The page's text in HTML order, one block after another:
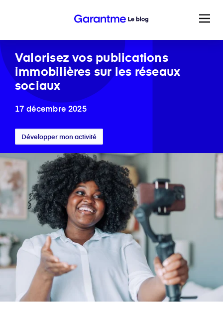
Valorisez vos publications
immobilières sur les réseaux
sociaux
17 décembre 2025
Développer mon activité